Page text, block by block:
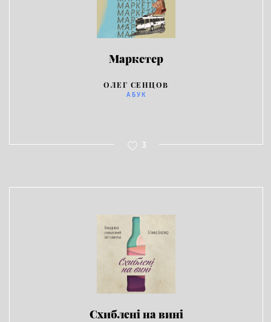
Маркетер
ОЛЕГ СЕНЦОВ
АБУК
3
Схиблені на вині